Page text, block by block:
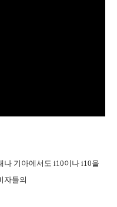
나 기아에서도 i10이나 i10을
자들의